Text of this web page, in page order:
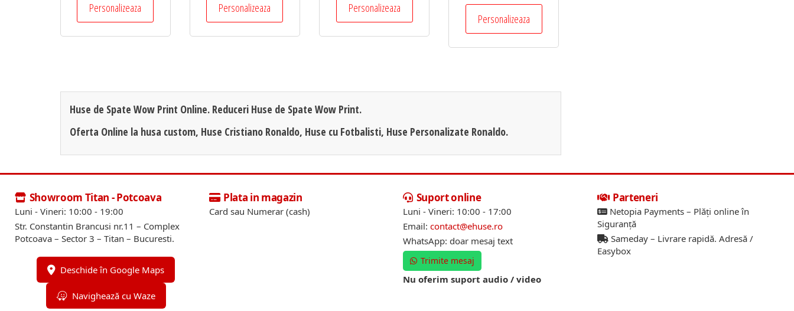
Personalizeaza Personalizeaza Personalizeaza
Personalizeaza
Huse de Spate Wow Print Online. Reduceri Huse de Spate Wow Print.
Oferta Online la husa custom, Huse Cristiano Ronaldo, Huse cu Fotbalisti, Huse Personalizate Ronaldo.
Showroom Titan - Potcoava
Luni - Vineri: 10:00 - 19:00
Str. Constantin Brancusi nr.11 – Complex
Potcoava – Sector 3 – Titan – Bucuresti.
Deschide în Google Maps
Navighează cu Waze
Plata in magazin
Card sau Numerar (cash)
Suport online
Luni - Vineri: 10:00 - 17:00
Email: contact@ehuse.ro
WhatsApp: doar mesaj text
Trimite mesaj
Nu oferim suport audio / video
Parteneri
Netopia Payments – Plăți online în
Siguranță
Sameday – Livrare rapidă. Adresă /
Easybox